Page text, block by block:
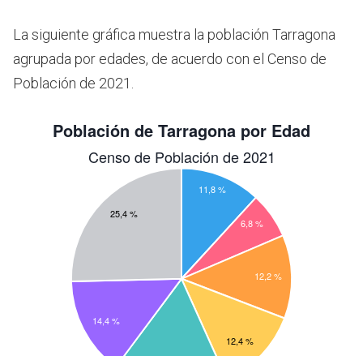
La siguiente gráfica muestra la población Tarragona
agrupada por edades, de acuerdo con el Censo de
Población de 2021.